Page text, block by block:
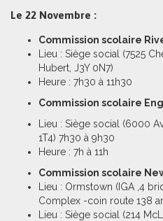
Le 22 Novembre :
Commission scolaire
Lieu : Siège social (7525
Hubert, J3Y 0N7)
Heure : 7h30 à 11h30
Commission scolaire
Lieu : Siège social (6000
1T4) 7h30 à 9h30
Heure : 7h à 11h
Commission scolaire
Lieu : Ormstown (IGA ,4
Complex -coin route 138
Lieu : Siège social (214